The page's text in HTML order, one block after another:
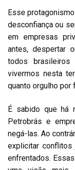
Esse
desconfiança ou
em empresas
antes, despertar
todos
vivermos nesta
quanto orgulho por
É sabido que há
Petrobrás e
negá-las. Ao
explicitar
enfrentados.